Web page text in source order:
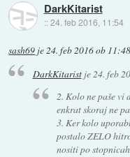
DarkKitarist
::24. feb 2016, 11:54
sash69 je24. feb 2016 ob 11:48
DarkKitaristje 24. feb
2. Kolo ne paše vi
enkrat skoraj ne
3. Ker kolo
postalo ZELO
nositi po